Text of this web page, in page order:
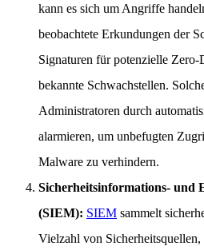
kann es sich um Angriffe
beobachtete Erkundungen der
Signaturen für potenzielle
bekannte Schwachstellen.
Administratoren durch
alarmieren, um unbefugten
Malware zu verhindern.
Sicherheitsinformations- und
(SIEM): SIEM sammelt
Vielzahl von